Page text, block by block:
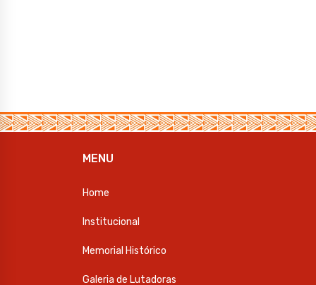
MENU
Home
Institucional
Memorial Histórico
Galeria de Lutadoras